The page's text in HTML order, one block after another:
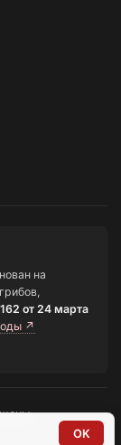
на
от 24 марта
↗
OK